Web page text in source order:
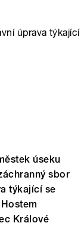
úprava týkající
úseku
sbor
týkající se
Králové